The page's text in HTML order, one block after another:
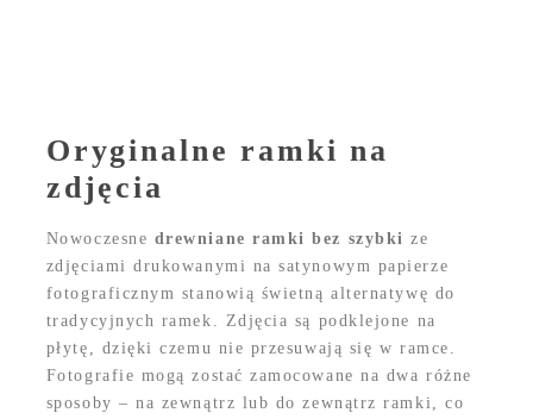
Oryginalne ramki na
zdjęcia
Nowoczesne drewniane ramki bez szybki ze
zdjęciami drukowanymi na satynowym papierze
fotograficznym stanowią świetną alternatywę do
tradycyjnych ramek. Zdjęcia są podklejone na
płytę, dzięki czemu nie przesuwają się w ramce.
Fotografie mogą zostać zamocowane na dwa różne
sposoby – na zewnątrz lub do zewnątrz ramki, co